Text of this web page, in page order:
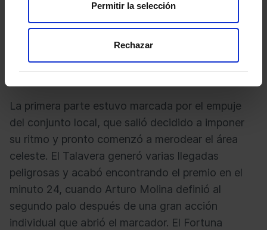
Permitir la selección
Rechazar
CF Talavera de la Reina (1-1), en un partido
exigente, trabado y de máxima dificultad. El filial
celeste tuvo que resistir durante muchos minutos
el empuje local y solo pudo hincarle el diente al
La primera parte estuvo marcada por el empuje
del conjunto local, que salió decidido a imponer
su ritmo y pronto comenzó a merodear el área
celeste. El Talavera generó varias llegadas
peligrosas y acabó encontrando el premio en el
minuto 24, cuando Arturo Molina definió al
segundo palo después de una gran acción
individual que abrió el marcador. El Fortuna